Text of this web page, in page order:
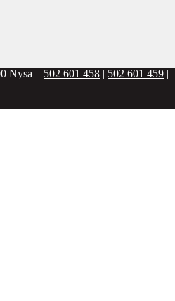
Nysa 502 601 458 | 502 601 459 |